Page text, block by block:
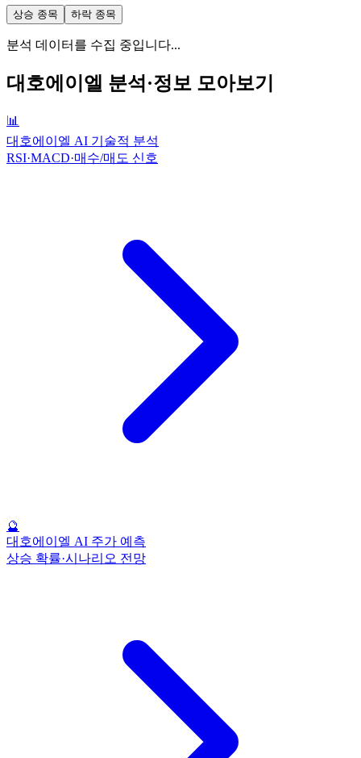
상승 종목 하락 종목
분석 데이터를 수집 중입니다...
대호에이엘 분석·정보 모아보기
📊
대호에이엘 AI 기술적 분석
RSI·MACD·매수/매도 신호
🔮
대호에이엘 AI 주가 예측
상승 확률·시나리오 전망